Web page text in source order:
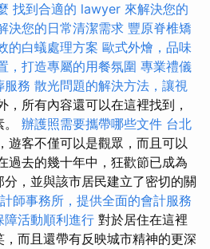
找到合適的 lawyer 來解決您的
決您的日常清潔需求 豐原脊椎矯
的白蟻處理方案 歐式外燴，品味
，打造專屬的用餐氛圍 專業禮儀
服務 散光問題的解決方法，讓視
，所有內容還可以在這裡找到，
辦護照需要攜帶哪些文件 台北
遊客不僅可以是觀眾，而且可以
過去的幾十年中，狂歡節已成為
，並與該市居民建立了密切的關
師事務所，提供全面的會計服務
障活動順利進行 對於居住在這裡
而且還帶有反映城市精神的更深